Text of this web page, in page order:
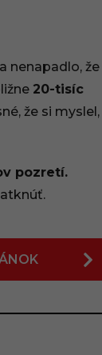
nenapadlo, že
20-tisíc
že si myslel,
pozretí.